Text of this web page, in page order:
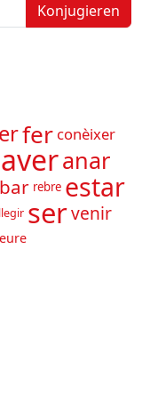
Konjugieren
fer conèixer
anar
rebre estar
llegir servenir